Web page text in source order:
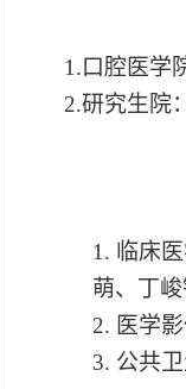
1. 口腔医学
2.研究生院
1. 临床
萌、丁
2. 医学
3. 公共